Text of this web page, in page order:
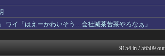
Zチャンネル＠VIP
いたしん！
は？
ヒロイモノ中毒
キニ速
号泣「ずっと涙が止まら...
ラビット速報
ワイ「はえーかわいそう…会社滅茶苦茶やろなぁ」
9154 in / 56509 out